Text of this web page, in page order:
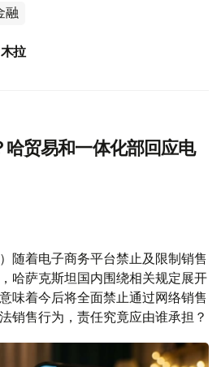
融
拉
哈贸易和一体化部回应电
）随着电子商务平台禁止及限制销售
哈萨克斯坦国内围绕相关规定展开
味着今后将全面禁止通过网络销售
销售行为，责任究竟应由谁承担？